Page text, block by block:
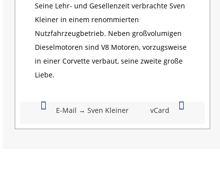
Seine Lehr- und Gesellenzeit verbrachte Sven
Kleiner in einem renommierten
Nutzfahrzeugbetrieb. Neben großvolumigen
Dieselmotoren sind V8 Motoren, vorzugsweise
in einer Corvette verbaut, seine zweite große
Liebe.
E-Mail → Sven Kleiner vCard